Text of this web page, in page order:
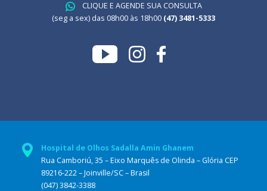
CLIQUE E AGENDE SUA CONSULTA
(seg a sex) das 08h00 às 18h00 (47) 3481-5333
Hospital de Olhos Sadalla Amin Ghanem
Rua Camboriú, 35 – Eixo Marquês de Olinda – Glória CEP
89216-222 – Joinville/SC – Brasil
(047) 3842-3388